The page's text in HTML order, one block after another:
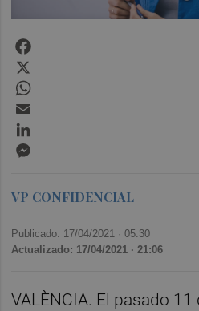
VP CONFIDENCIAL
Publicado: 17/04/2021 ·05:30
Actualizado: 17/04/2021 · 21:06
VALÈNCIA. El pasado